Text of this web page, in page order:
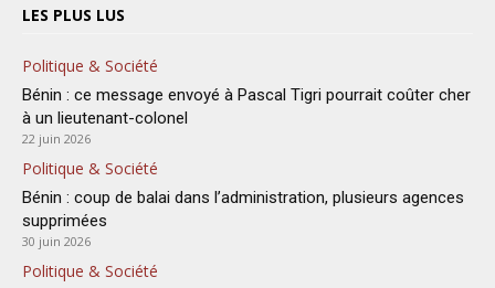
LES PLUS LUS
Politique & Société
Bénin : ce message envoyé à Pascal Tigri pourrait coûter cher
à un lieutenant-colonel
22 juin 2026
Politique & Société
Bénin : coup de balai dans l’administration, plusieurs agences
supprimées
30 juin 2026
Politique & Société